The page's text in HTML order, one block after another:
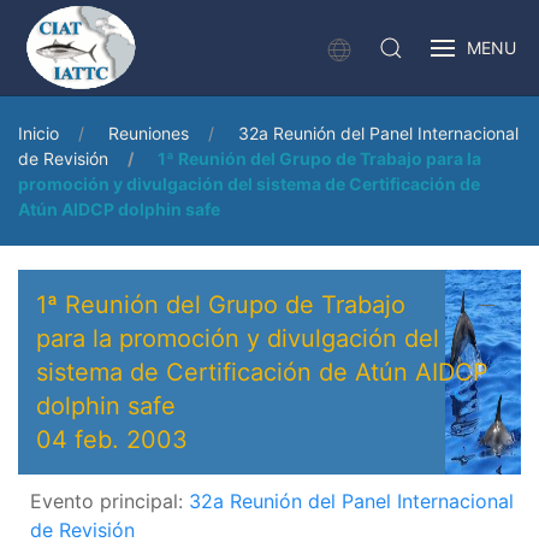
MENU
Inicio Reuniones
32a Reunión del Panel Internacional
de Revisión
1ª Reunión del Grupo de Trabajo para la
promoción y divulgación del sistema de Certificación de
Atún AIDCP dolphin safe
1ª Reunión del Grupo de Trabajo
para la promoción y divulgación del
sistema de Certificación de Atún AIDCP
dolphin safe
04 feb. 2003
Evento principal: 32a Reunión del Panel Internacional
de Revisión